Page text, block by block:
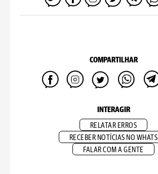
COMPARTILHAR
INTERAGIR
RELATAR ERROS
RECEBER NOTÍCIAS NO WHATS
FALAR COM A GENTE